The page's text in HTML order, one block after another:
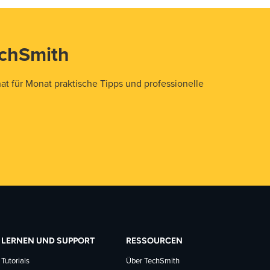
für Monat praktische Tipps und professionelle
LERNEN UND SUPPORT
Tutorials
RESSOURCEN
Über TechSmith